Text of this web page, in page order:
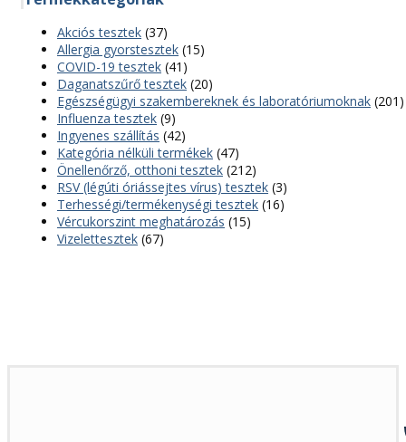
Akciós tesztek (37)
Allergia gyorstesztek (15)
COVID-19 tesztek (41)
Daganatszűrő tesztek (20)
Egészségügyi szakembereknek és laboratóriumoknak (201)
Influenza tesztek (9)
Ingyenes szállítás (42)
Kategória nélküli termékek (47)
Önellenőrző, otthoni tesztek (212)
RSV (légúti óriássejtes vírus) tesztek (3)
Terhességi/termékenységi tesztek (16)
Vércukorszint meghatározás (15)
Vizelettesztek (67)